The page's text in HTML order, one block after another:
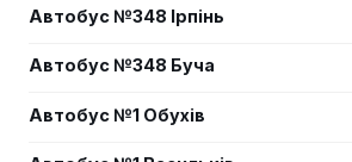
Автобус №348 Ірпінь
Автобус №348 Буча
Автобус №1 Обухів